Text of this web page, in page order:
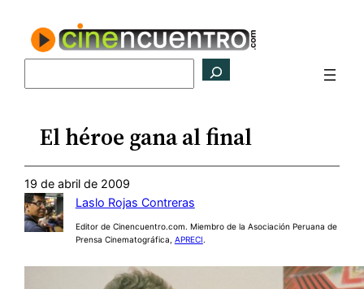
contenido
El héroe gana al final
19 de abril de 2009
Laslo Rojas Contreras
Editor de Cinencuentro.com. Miembro de la Asociación Peruana de
Prensa Cinematográfica, APRECI.